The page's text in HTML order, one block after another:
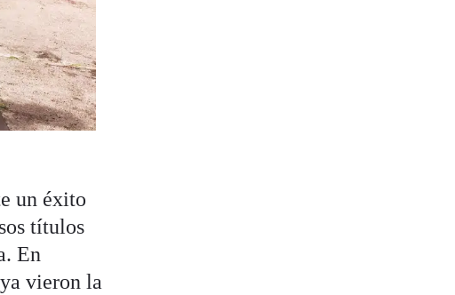
un éxito
títulos
En
vieron la